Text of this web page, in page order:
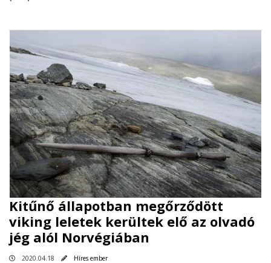
Kitűnő állapotban megőrződött
viking leletek kerültek elő az olvadó
jég alól Norvégiában
2020.04.18 Híres ember